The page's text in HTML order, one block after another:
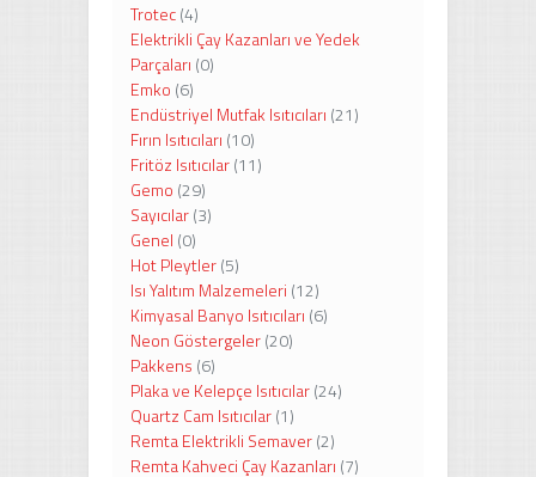
Trotec(4)
Elektrikli Çay Kazanları ve Yedek
Parçaları (0)
Emko (6)
Endüstriyel Mutfak Isıtıcıları (21)
Fırın Isıtıcıları (10)
Fritöz Isıtıcılar(11)
Gemo (29)
Sayıcılar(3)
Genel (0)
Hot Pleytler(5)
Isı Yalıtım Malzemeleri (12)
Kimyasal Banyo Isıtıcıları (6)
Neon Göstergeler(20)
Pakkens (6)
Plaka ve Kelepçe Isıtıcılar(24)
Quartz Cam Isıtıcılar(1)
Remta Elektrikli Semaver(2)
Remta Kahveci Çay Kazanları (7)